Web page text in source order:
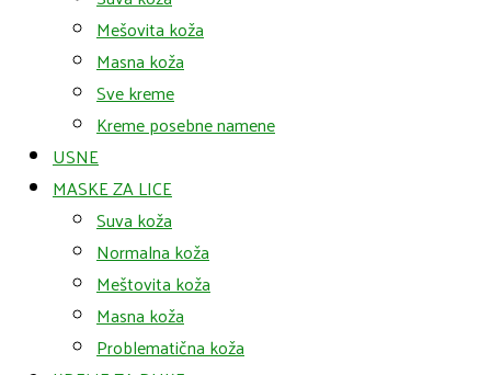
Mešovita koža
Masna koža
Sve kreme
Kreme posebne namene
USNE
MASKE ZA LICE
Suva koža
Normalna koža
Meštovita koža
Masna koža
Problematična koža